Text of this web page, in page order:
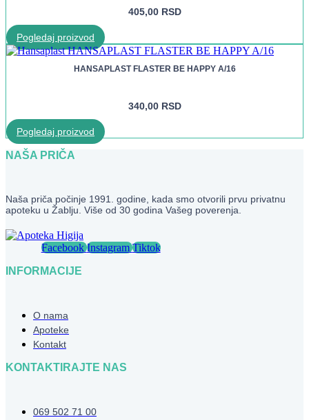
405,00 RSD
Pogledaj proizvod
HANSAPLAST FLASTER BE HAPPY A/16
340,00 RSD
Pogledaj proizvod
NAŠA PRIČA
Naša priča počinje 1991. godine, kada smo otvorili prvu privatnu
apoteku u Žablju. Više od 30 godina Vašeg poverenja.
Facebook Instagram Tiktok
INFORMACIJE
O nama
Apoteke
Kontakt
KONTAKTIRAJTE NAS
069 502 71 00